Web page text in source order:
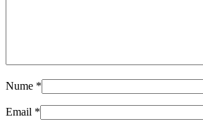
Nume *
Email *